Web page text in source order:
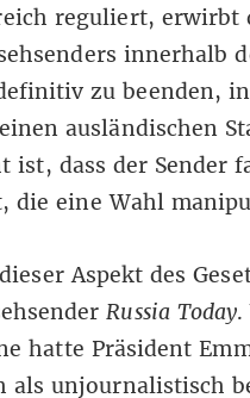
reguliert, erwirbt
innerhalb
zu beenden,
ausländischen
ist, dass der Sender
die eine Wahl
Aspekt des
Russia Today.
hatte Präsident
als unjournalistisch